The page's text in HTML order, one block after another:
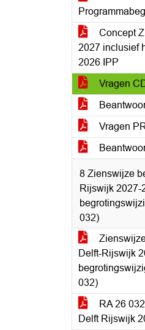
Concept
2027 inclusief
2026 IPP
Vragen
Vragen
8 Zienswijze
Rijswijk 2027-
032)
Delft-Rijswijk
032)
RA 26
Delft Rijswijk